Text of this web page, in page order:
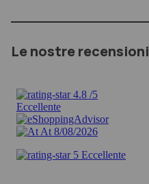
Le nostre recensioni